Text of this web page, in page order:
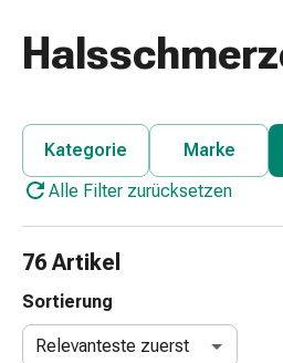
Halsschmerzen
Grippe-
Husten
Inhalationsgerät
&
Hautirritation
&
Kategorie Marke
Alle Filter zurücksetzen
76 Artikel
Sortierung
Relevanteste zuerst